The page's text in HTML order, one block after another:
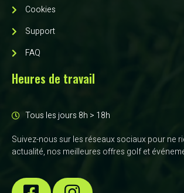
Cookies
Support
FAQ
Heures de travail
Tous les jours 8h > 18h
Suivez-nous sur les réseaux sociaux pour ne
actualité, nos meilleures offres golf et